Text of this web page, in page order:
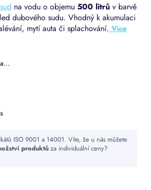
sud na vodu o objemu 500 litrů v barvě
dubového sudu. Vhodný k akumulaci
mytí auta či splachování.
ISO 9001 a 14001. Víte, že u nás můžete
produktů za individuální ceny?